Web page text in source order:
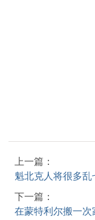
上一篇：
魁北克人将很多
下一篇：
在蒙特利尔搬一次